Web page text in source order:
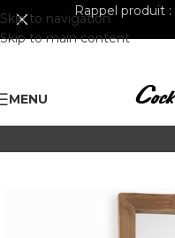
Skip to navigation
Skip to main content
Rappel produit :
MENU